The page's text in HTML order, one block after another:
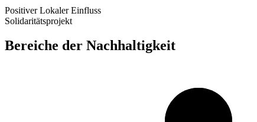
Positiver Lokaler Einfluss
Solidaritätsprojekt
Bereiche der Nachhaltigkeit